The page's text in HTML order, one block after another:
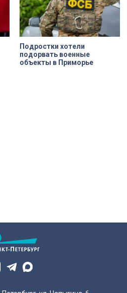
Подростки хотели
подорвать военные
объекты в Приморье